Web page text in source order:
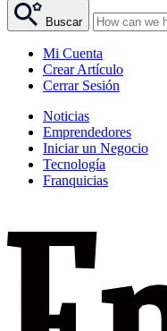
Buscar
Mi Cuenta
Crear Artículo
Cerrar Sesión
Noticias
Emprendedores
Iniciar un Negocio
Tecnología
Franquicias